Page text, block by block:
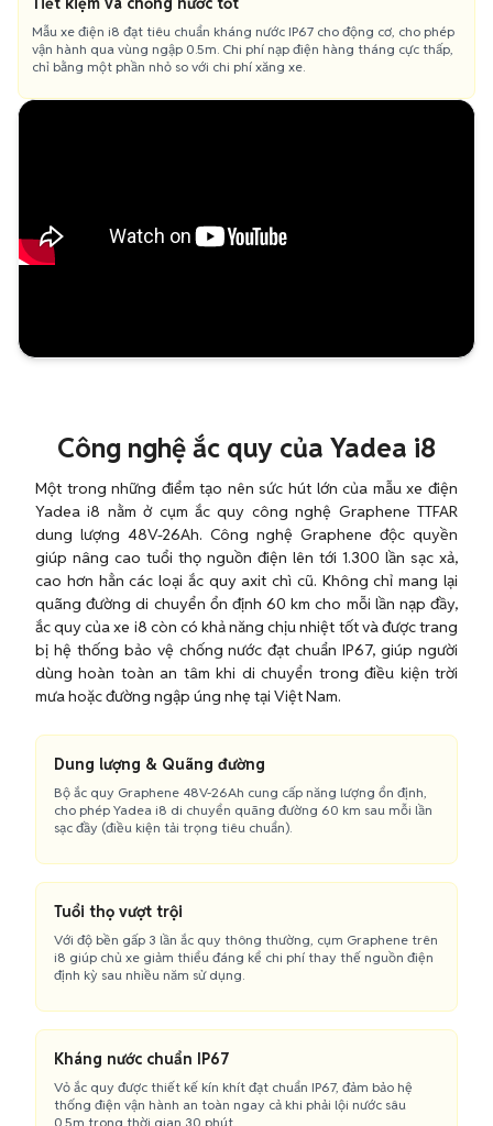
Mẫu xe điện i8 đạt tiêu chuẩn kháng nước IP67 cho động cơ, cho phép
vận hành qua vùng ngập 0.5m. Chi phí nạp điện hàng tháng cực thấp,
chỉ bằng một phần nhỏ so với chi phí xăng xe.
Công nghệ ắc quy của Yadea i8
Một trong những điểm tạo nên sức hút lớn của mẫu xe điện
Yadea i8 nằm ở cụm ắc quy công nghệ Graphene TTFAR
dung lượng 48V-26Ah. Công nghệ Graphene độc quyền
giúp nâng cao tuổi thọ nguồn điện lên tới 1.300 lần sạc xả,
cao hơn hẳn các loại ắc quy axit chì cũ. Không chỉ mang lại
quãng đường di chuyển ổn định 60 km cho mỗi lần nạp đầy,
ắc quy của xe i8 còn có khả năng chịu nhiệt tốt và được trang
bị hệ thống bảo vệ chống nước đạt chuẩn IP67, giúp người
dùng hoàn toàn an tâm khi di chuyển trong điều kiện trời
mưa hoặc đường ngập úng nhẹ tại Việt Nam.
Dung lượng & Quãng đường
Bộ ắc quy Graphene 48V-26Ah cung cấp năng lượng ổn định,
cho phép Yadea i8 di chuyển quãng đường 60 km sau mỗi lần
sạc đầy (điều kiện tải trọng tiêu chuẩn).
Tuổi thọ vượt trội
Với độ bền gấp 3 lần ắc quy thông thường, cụm Graphene trên
i8 giúp chủ xe giảm thiểu đáng kể chi phí thay thế nguồn điện
định kỳ sau nhiều năm sử dụng.
Kháng nước chuẩn IP67
Vỏ ắc quy được thiết kế kín khít đạt chuẩn IP67, đảm bảo hệ
thống điện vận hành an toàn ngay cả khi phải lội nước sâu
0.5m trong thời gian 30 phút.